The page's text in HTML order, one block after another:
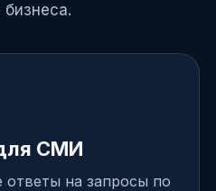
СМИ
ответы на запросы по